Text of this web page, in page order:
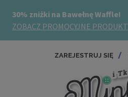
ZAREJESTRUJ SIĘ